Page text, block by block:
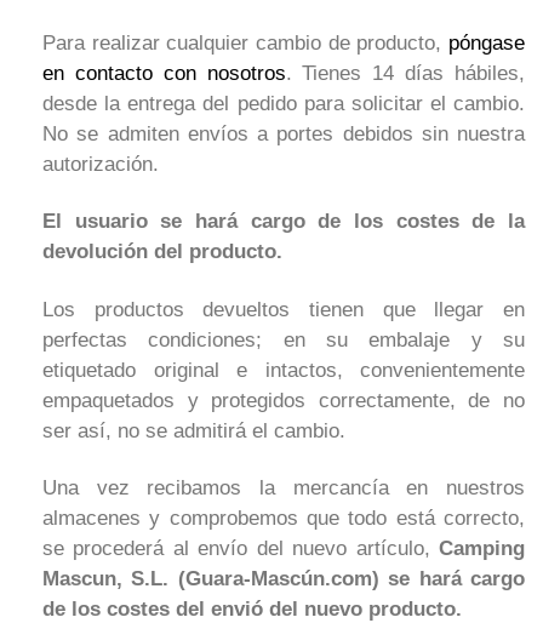
Para realizar cualquier cambio de producto, póngase
en contacto con nosotros. Tienes 14 días hábiles,
desde la entrega del pedido para solicitar el cambio.
No se admiten envíos a portes debidos sin nuestra
autorización.
El usuario se hará cargo de los costes de la
devolución del producto.
Los productos devueltos tienen que llegar en
perfectas condiciones; en su embalaje y su
etiquetado original e intactos, convenientemente
empaquetados y protegidos correctamente, de no
ser así, no se admitirá el cambio.
Una vez recibamos la mercancía en nuestros
almacenes y comprobemos que todo está correcto,
se procederá al envío del nuevo artículo, Camping
Mascun, S.L. (Guara-Mascún.com) se hará cargo
de los costes del envió del nuevo producto.